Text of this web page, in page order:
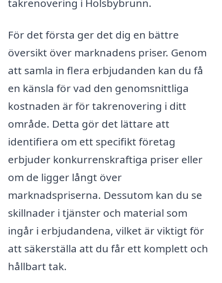
takrenovering i Holsbybrunn.
För det första ger det dig en bättre
översikt över marknadens priser. Genom
att samla in flera erbjudanden kan du få
en känsla för vad den genomsnittliga
kostnaden är för takrenovering i ditt
område. Detta gör det lättare att
identifiera om ett specifikt företag
erbjuder konkurrenskraftiga priser eller
om de ligger långt över
marknadspriserna. Dessutom kan du se
skillnader i tjänster och material som
ingår i erbjudandena, vilket är viktigt för
att säkerställa att du får ett komplett och
hållbart tak.